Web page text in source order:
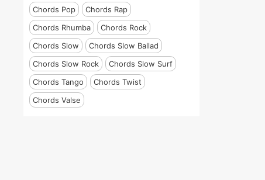
Chords Pop
Chords Rap
Chords Rhumba
Chords Rock
Chords Slow
Chords Slow Ballad
Chords Slow Rock
Chords Slow Surf
Chords Tango
Chords Twist
Chords Valse